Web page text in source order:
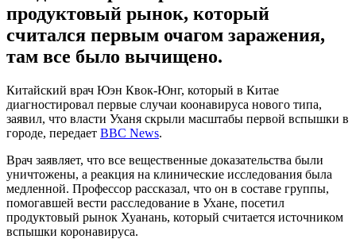
продуктовый рынок, который
считался первым очагом заражения,
там все было вычищено.
Китайский врач Юэн Квок-Юнг, который в Китае
диагностировал первые случаи коонавируса нового типа,
заявил, что власти Уханя скрыли масштабы первой вспышки в
городе, передает BBC News.
Врач заявляет, что все вещественные доказательства были
уничтожены, а реакция на клинические исследования была
медленной. Профессор рассказал, что он в составе группы,
помогавшей вести расследование в Ухане, посетил
продуктовый рынок Хуанань, который считается источником
вспышки коронавируса.